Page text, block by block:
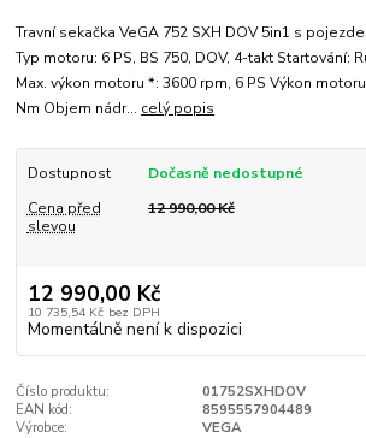
Travní sekačka VeGA 752 SXH DOV 5in1 s
Typ motoru: 6 PS, BS 750, DOV, 4-takt Startování:
Max. výkon motoru *: 3600 rpm, 6 PS Výkon
Nm Objem nádr... celý popis
Dostupnost
Dočasně nedostupné
Cena před
slevou
12 990,00 Kč
12 990,00 Kč
10 735,54 Kč bez DPH
Momentálně není k dispozici
Číslo produktu:
01752SXHDOV
EAN kód:
8595557904489
Výrobce:
VEGA